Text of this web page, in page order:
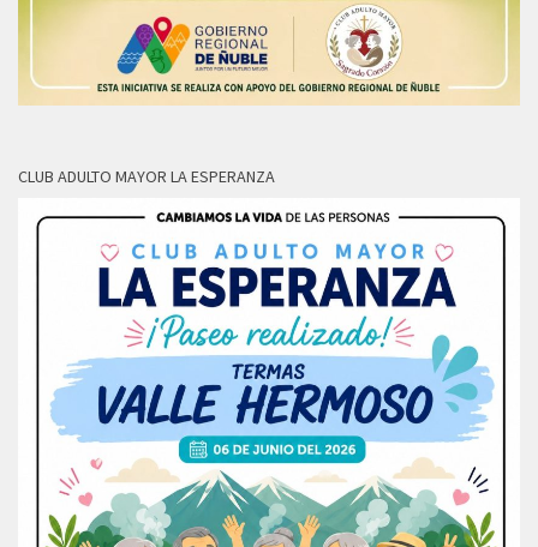
CLUB ADULTO MAYOR LA ESPERANZA